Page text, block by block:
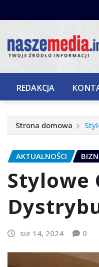
do
REDAKCJA
Strona domowa
AKTUALNOŚCI
Stylowe
sie 14, 2024 0